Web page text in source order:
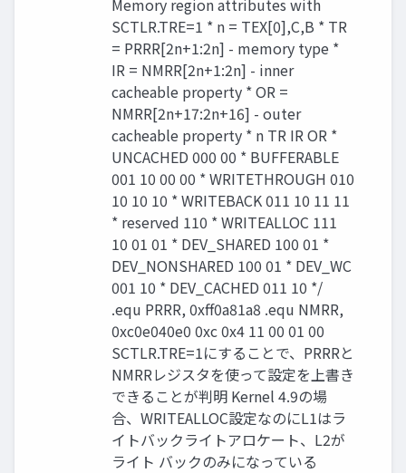
Memory region attributes with
SCTLR.TRE=1 * n = TEX[0],C,B * TR
= PRRR[2n+1:2n] - memory type *
IR = NMRR[2n+1:2n] - inner
cacheable property * OR =
NMRR[2n+17:2n+16] - outer
cacheable property * n TR IR OR *
UNCACHED 000 00 * BUFFERABLE
001 10 00 00 * WRITETHROUGH 010
10 10 10 * WRITEBACK 011 10 11 11
* reserved 110 * WRITEALLOC 111
10 01 01 * DEV_SHARED 100 01 *
DEV_NONSHARED 100 01 * DEV_WC
001 10 * DEV_CACHED 011 10 */
.equ PRRR, 0xff0a81a8 .equ NMRR,
0xc0e040e0 0xc 0x4 11 00 01 00
SCTLR.TRE=1にすることで、PRRRと
NMRRレジスタを使って設定を上書き
できることが判明 Kernel 4.9の場
合、WRITEALLOC設定なのにL1はラ
イトバックライトアロケート、L2が
ライト バックのみになっている